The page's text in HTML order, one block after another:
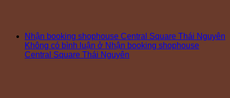
Nhận booking shophouse Central Square Thái Nguyên
Không có bình luận ở Nhận booking shophouse
Central Square Thái Nguyên